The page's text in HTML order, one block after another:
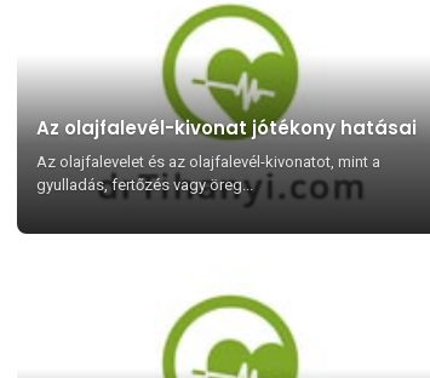
Az olajfalevél-kivonat jótékony hatásai
Az olajfalevelet és az olajfalevél-kivonatot, mint a
gyulladás, fertőzés vagy öreg...